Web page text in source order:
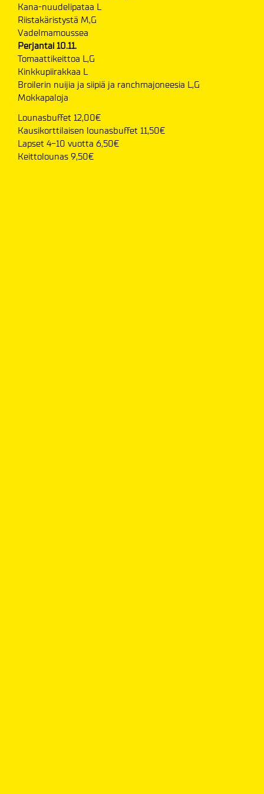
Kana-nuudelipataa L
Riistakäristystä M,G
Vadelmamoussea
Perjantai 10.11.
Tomaattikeittoa L,G
Kinkkupiirakkaa L
Broilerin nuijia ja siipiä ja ranchmajoneesia L,G
Mokkapaloja
Lounasbuffet 12,00€
Kausikorttilaisen lounasbuffet 11,50€
Lapset 4-10 vuotta 6,50€
Keittolounas 9,50€